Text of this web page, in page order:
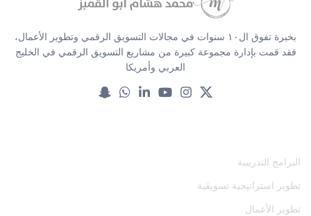
بخبرة تفوق ال١٠ سنوات في مجالات التسويق الرقمي وتطوير الأعمال،
فقد قمت بإدارة مجموعة كبيرة من مشاريع التسويق الرقمي في الخليج
العربي وأمريكا
البرامج التدريبية
تطوير استراتيجية تسويقية
تطوير الأعمال